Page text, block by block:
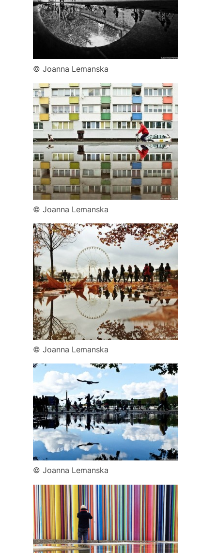
© Joanna Lemanska
© Joanna Lemanska
© Joanna Lemanska
© Joanna Lemanska